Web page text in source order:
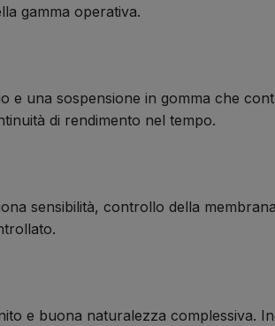
gamma operativa.
e una sospensione in gomma che
di rendimento nel tempo.
sensibilità, controllo della
e buona naturalezza complessiva.